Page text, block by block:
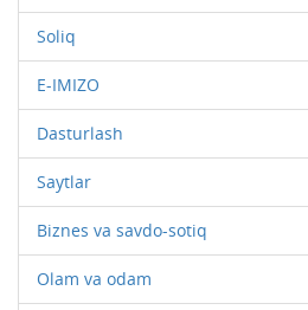
Soliq
E-IMIZO
Dasturlash
Saytlar
Biznes va savdo-sotiq
Olam va odam